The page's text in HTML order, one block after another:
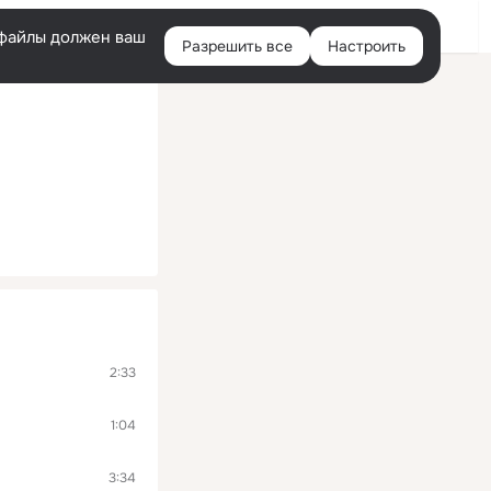
Войти
должен ваш
Разрешить все Настроить
2:33
1:04
3:34